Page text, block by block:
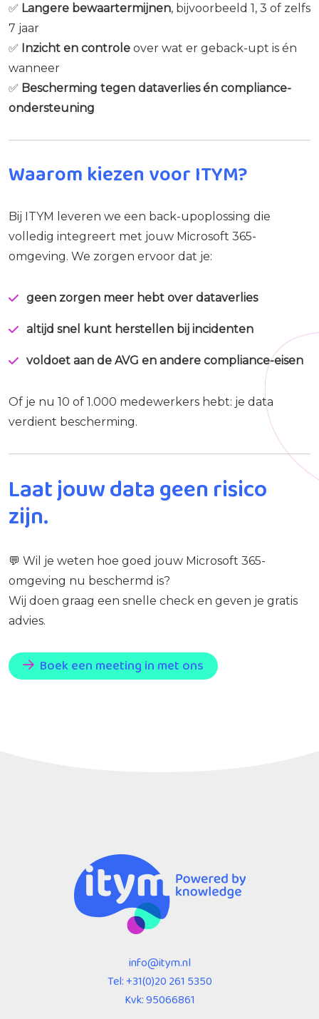
✅ Langere bewaartermijnen, bijvoorbeeld 1, 3 of zelfs
7 jaar
✅ Inzicht en controle over wat er geback-upt is én
wanneer
✅ Bescherming tegen dataverlies én compliance-
ondersteuning
Waarom kiezen voor ITYM?
Bij ITYM leveren we een back-upoplossing die
volledig integreert met jouw Microsoft 365-
omgeving. We zorgen ervoor dat je:
geen zorgen meer hebt over dataverlies
altijd snel kunt herstellen bij incidenten
voldoet aan de AVG en andere compliance-eisen
Of je nu 10 of 1.000 medewerkers hebt: je data
verdient bescherming.
Laat jouw data geen risico
zijn.
💬 Wil je weten hoe goed jouw Microsoft 365-
omgeving nu beschermd is?
Wij doen graag een snelle check en geven je gratis
advies.
Boek een meeting in met ons
info@itym.nl
Tel:+31(0)20 261 5350
Kvk: 95066861